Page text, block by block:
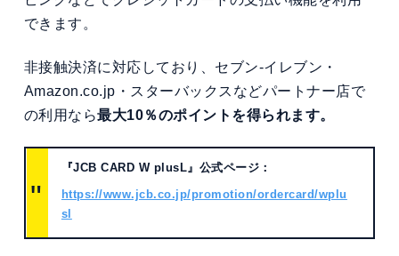
できます。
非接触決済に対応しており、セブン-イレブン・
Amazon.co.jp・スターバックスなどパートナー店で
の利用なら最大10％のポイントを得られます。
『JCB CARD W plusL』公式ページ：
https://www.jcb.co.jp/promotion/ordercard/wplu
sl